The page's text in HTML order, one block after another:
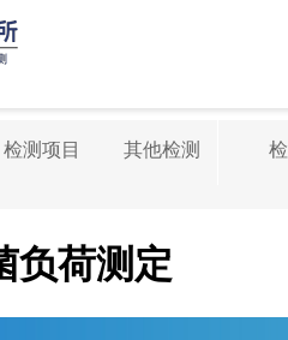
检测项目 其他检测
负荷测定